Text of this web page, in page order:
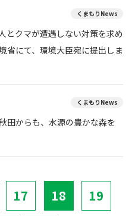
くまもりNews
とクマが遭遇しない対策を求め
省にて、環境大臣宛に提出しま
くまもりNews
田からも、水源の豊かな森を
17 18 19